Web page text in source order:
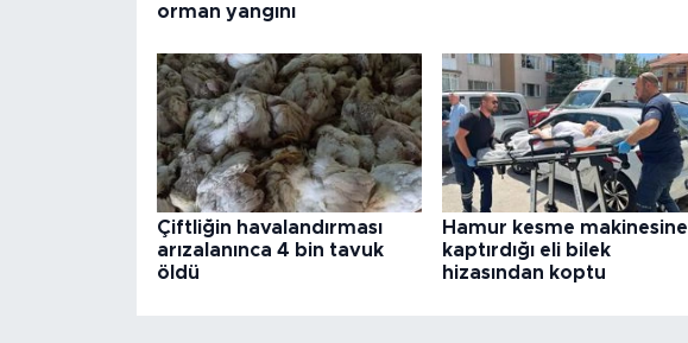
orman yangını
Çiftliğin havalandırması
arızalanınca 4 bin tavuk
öldü
Hamur kesme makinesine
kaptırdığı eli bilek
hizasından koptu